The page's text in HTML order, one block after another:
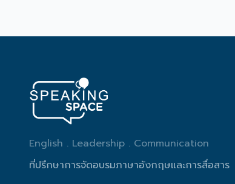
English . Leadership . Communication
ที่ปรึกษาการจัดอบรมภาษาอังกฤษและการสื่อสาร